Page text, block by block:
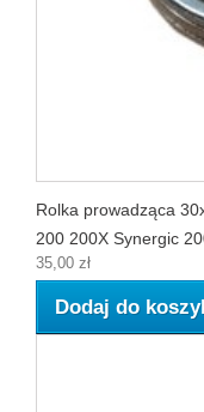
Rolka prowadząca
200 200X Synergic
35,00 zł
Dodaj do